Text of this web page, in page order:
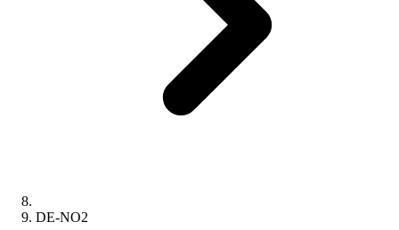
DE-NO2